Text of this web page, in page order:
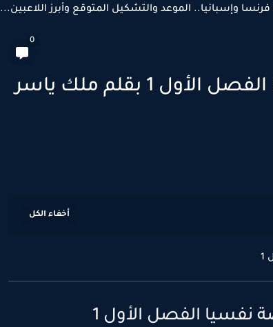
فرنسا وإسبانيا.. الموعد والتشكيل المتوقع وأبرز اللاعبين...
0
رواية مريضة نفسيا الفصل الأول 1 بقلم ملك ياسر
نفسيا الفصل الأول 1